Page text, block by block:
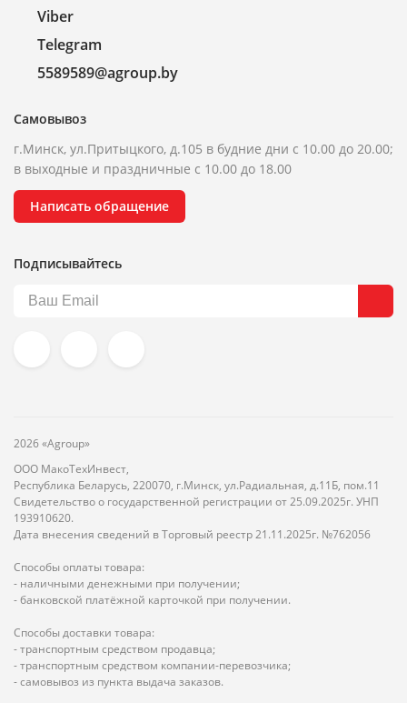
Viber
Telegram
5589589@agroup.by
Самовывоз
г.Минск, ул.Притыцкого, д.105 в будние дни с 10.00 до 20.00;
в выходные и праздничные с 10.00 до 18.00
Написать обращение
Подписывайтесь
2026 «Agroup»
ООО МакоТехИнвест,
Республика Беларусь, 220070, г.Минск, ул.Радиальная, д.11Б, пом.11
Свидетельство о государственной регистрации от 25.09.2025г. УНП
193910620.
Дата внесения сведений в Торговый реестр 21.11.2025г. №762056
Способы оплаты товара:
- наличными денежными при получении;
- банковской платёжной карточкой при получении.
Способы доставки товара:
- транспортным средством продавца;
- транспортным средством компании-перевозчика;
- самовывоз из пункта выдача заказов.